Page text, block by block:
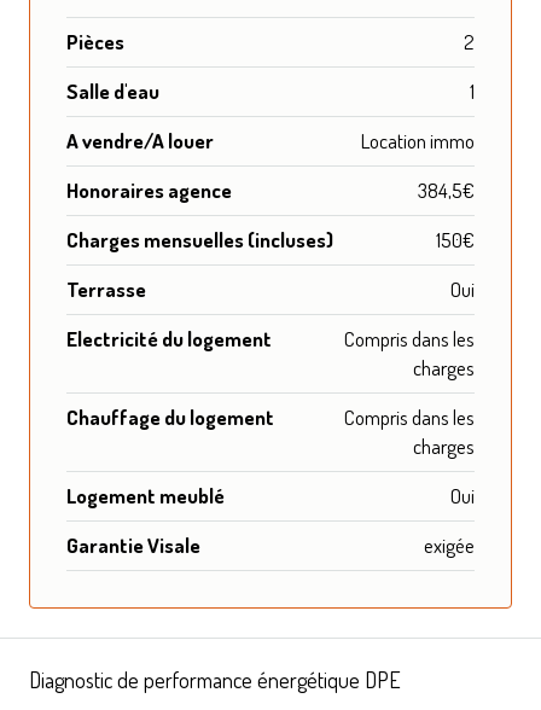
Pièces
2
Salle d'eau
1
A vendre/A louer
Location immo
Honoraires agence
384,5€
Charges mensuelles (incluses)
150€
Terrasse
Oui
Electricité du logement
Compris dans les
charges
Chauffage du logement
Compris dans les
charges
Logement meublé
Oui
Garantie Visale
exigée
Diagnostic de performance énergétique DPE